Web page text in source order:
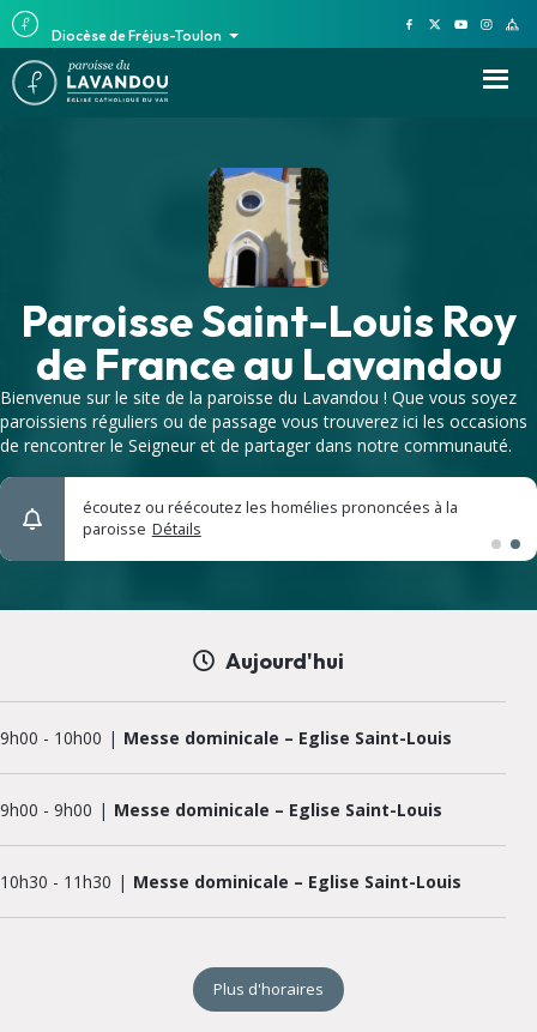
Diocèse de Fréjus-Toulon
Paroisse Saint-Louis Roy
de France au Lavandou
Bienvenue sur le site de la paroisse du Lavandou ! Que vous soyez
paroissiens réguliers ou de passage vous trouverez ici les occasions
de rencontrer le Seigneur et de partager dans notre communauté.
écoutez ou réécoutez les homélies prononcées à la
paroisse Détails
Aujourd'hui
9h00 - 10h00 Messe dominicale – Eglise Saint-Louis
9h00 - 9h00 Messe dominicale – Eglise Saint-Louis
10h30 - 11h30 Messe dominicale – Eglise Saint-Louis
Plus d'horaires